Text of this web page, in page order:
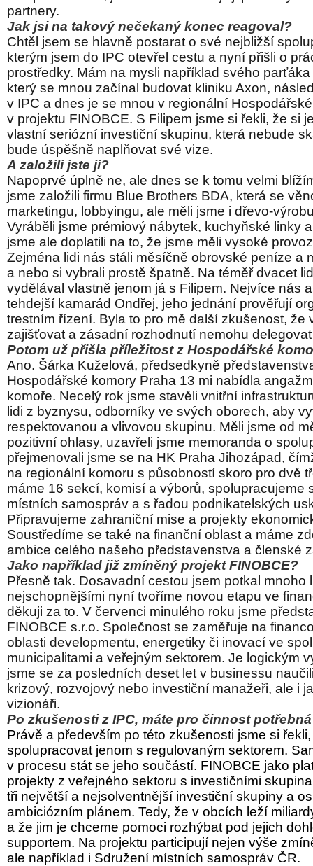
partnery.
Jak jsi na takový nečekaný konec reagoval?
Chtěl jsem se hlavně postarat o své nejbližší
kterým jsem do IPC otevřel cestu a nyní přišli o
prostředky. Mám na mysli například svého
který se mnou začínal budovat kliniku Axon,
v IPC a dnes je se mnou v regionální
v projektu FINOBCE. S Filipem jsme si řekli, že si
vlastní seriózní investiční skupinu, která nebude
bude úspěšně naplňovat své vize.
A založili jste ji?
Napoprvé úplně ne, ale dnes se k tomu velmi
jsme založili firmu Blue Brothers BDA, která se
marketingu, lobbyingu, ale měli jsme i dřevo-
Vyráběli jsme prémiový nábytek, kuchyňské linky
jsme ale doplatili na to, že jsme měli vysoké
Zejména lidi nás stáli měsíčně obrovské peníze a
a nebo si vybrali prostě špatně. Na téměř dvacet
vydělával vlastně jenom já s Filipem. Nejvíce nás
tehdejší kamarád Ondřej, jeho jednání prověřují
trestním řízení. Byla to pro mě další zkušenost, že
zajišťovat a zásadní rozhodnutí nemohu
Potom už přišla příležitost z Hospodářské
Ano. Šárka Kuželová, předsedkyně
Hospodářské komory Praha 13 mi nabídla
komoře. Necelý rok jsme stavěli vnitřní
lidi z byznysu, odborníky ve svých oborech, aby
respektovanou a vlivovou skupinu. Měli jsme od
pozitivní ohlasy, uzavřeli jsme memoranda o
přejmenovali jsme se na HK Praha Jihozápad,
na regionální komoru s působností skoro pro dvě
máme 16 sekcí, komisí a výborů, spolupracujeme
místních samospráv a s řadou podnikatelských
Připravujeme zahraniční mise a projekty
Soustředíme se také na finanční oblast a máme
ambice celého našeho představenstva a členské
Jako například již zmíněný projekt FINOBCE?
Přesně tak. Dosavadní cestou jsem potkal mnoho
nejschopnějšími nyní tvoříme novou etapu ve
děkuji za to. V červenci minulého roku jsme
FINOBCE s.r.o. Společnost se zaměřuje na
oblasti developmentu, energetiky či inovací ve
municipalitami a veřejným sektorem. Je logickým
jsme se za posledních deset let v businessu
krizový, rozvojový nebo investiční manažeři, ale i
vizionáři.
Po zkušenosti z IPC, máte pro činnost
Právě a především po této zkušenosti jsme si
spolupracovat jenom s regulovaným sektorem.
v procesu stát se jeho součástí. FINOBCE jako
projekty z veřejného sektoru s investičními
tři největší a nejsolventnější investiční skupiny a
ambiciózním plánem. Tedy, že v obcích leží
a že jim je chceme pomoci rozhýbat pod jejich
supportem. Na projektu participují nejen výše
ale například i Sdružení místních samospráv ČR.